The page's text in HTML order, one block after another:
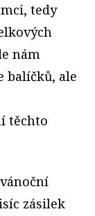
tedy
nám
balíčků, ale
těchto
zásilek